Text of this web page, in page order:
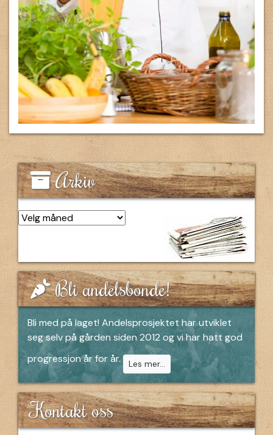
Arkiv
Bli andelsbonde!
Bli med på laget! Andelsprosjektet har utviklet
seg selv på gården siden 2012 og vi har hatt god
progressjon år for år.
Les mer...
Kontakt oss